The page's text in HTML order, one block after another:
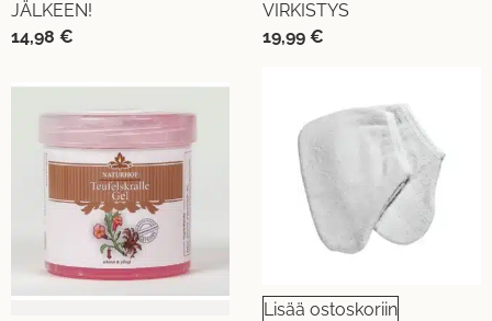
JÄLKEEN!
14,98 €
VIRKISTYS
19,99 €
Lisää ostoskoriin